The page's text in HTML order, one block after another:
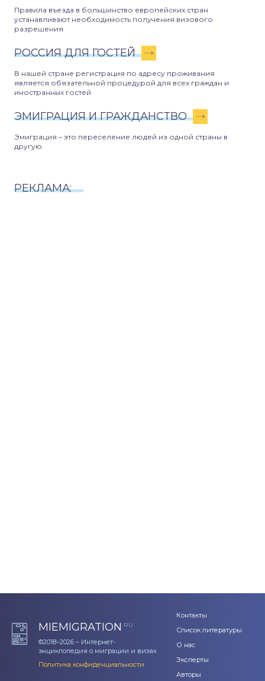
Правила въезда в большинство европейских стран
устанавливают необходимость получения визового
разрешения
РОССИЯ ДЛЯ ГОСТЕЙ
В нашей стране регистрация по адресу проживания
является обязательной процедурой для всех граждан и
иностранных гостей
ЭМИГРАЦИЯ И ГРАЖДАНСТВО
Эмиграция – это переселение людей из одной страны в
другую.
РЕКЛАМА:
MIEMIGRATION RU
©2018–2026 – Интернет-
энциклопедия о миграции и визах
Политика конфиденциальности
Контакты
Список литературы
О нас
Эксперты
Авторы